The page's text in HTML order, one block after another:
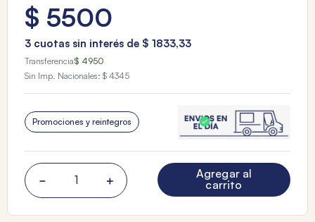
$ 5500
3 cuotas sin interés de $ 1833,33
Transferencia$ 4950
Sin Imp. Nacionales: $ 4345
Promociones y reintegros
＋
－
Agregar al
carrito